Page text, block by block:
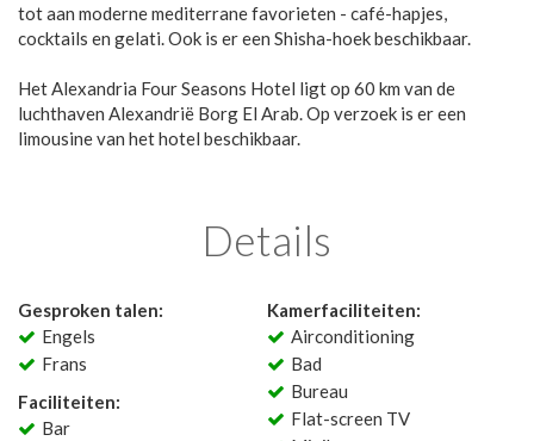
tot aan moderne mediterrane favorieten - café-hapjes,
cocktails en gelati. Ook is er een Shisha-hoek beschikbaar.
Het Alexandria Four Seasons Hotel ligt op 60 km van de
luchthaven Alexandrië Borg El Arab. Op verzoek is er een
limousine van het hotel beschikbaar.
Details
Gesproken talen:
Engels
Frans
Faciliteiten:
Bar
Kamerfaciliteiten:
Airconditioning
Bad
Bureau
Flat-screen TV